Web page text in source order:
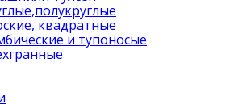
квадратные
и тупоносые